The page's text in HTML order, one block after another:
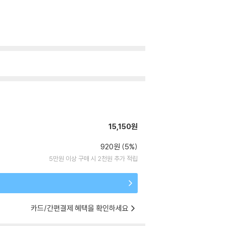
15,150원
920원 (5%)
5만원 이상 구매 시 2천원 추가 적립
카드/간편결제 혜택을 확인하세요